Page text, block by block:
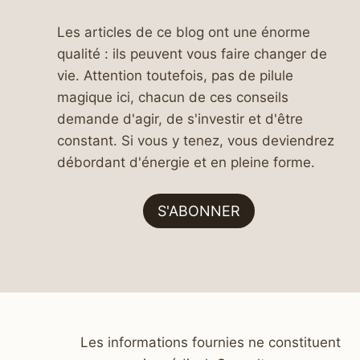
Les articles de ce blog ont une énorme
qualité : ils peuvent vous faire changer de
vie. Attention toutefois, pas de pilule
magique ici, chacun de ces conseils
demande d'agir, de s'investir et d'être
constant. Si vous y tenez, vous deviendrez
débordant d'énergie et en pleine forme.
S'ABONNER
Les informations fournies ne constituent